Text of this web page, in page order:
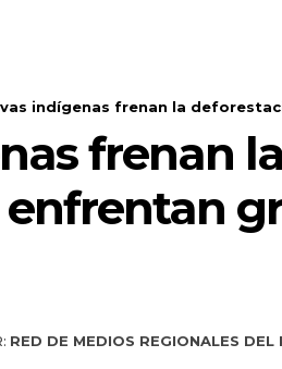
indígenas frenan la
frenan
RED DE MEDIOS REGIONALES DEL